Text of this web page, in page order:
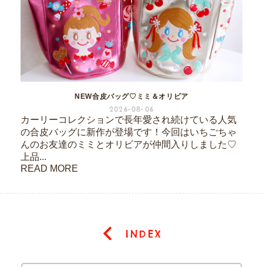
NEW合皮バッグ♡ミミ＆オリビア
2026-08-06
カーリーコレクションで長年愛され続けている人気
の合皮バッグに新作が登場です！今回はいちごちゃ
んのお友達のミミとオリビアが仲間入りしました♡
上品...
READ MORE
INDEX